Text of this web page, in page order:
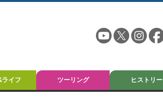
ライフ ツーリング ヒストリー